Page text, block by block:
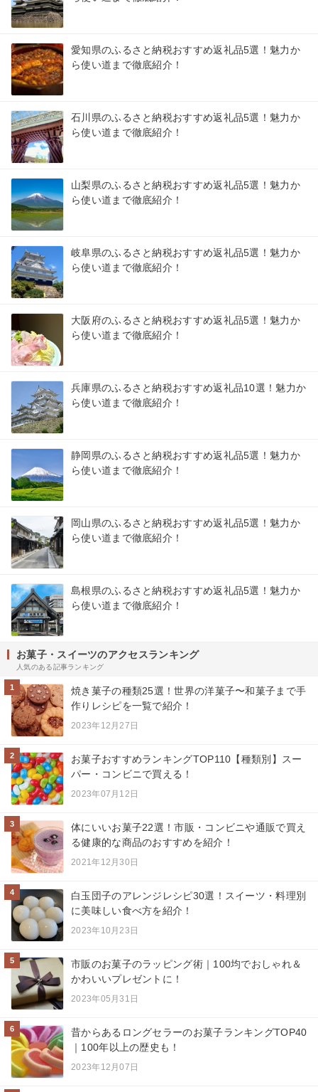
愛知県のふるさと納税おすすめ返礼品5選！魅力か
ら使い道まで徹底紹介！
石川県のふるさと納税おすすめ返礼品5選！魅力か
ら使い道まで徹底紹介！
山梨県のふるさと納税おすすめ返礼品5選！魅力か
ら使い道まで徹底紹介！
岐阜県のふるさと納税おすすめ返礼品5選！魅力か
ら使い道まで徹底紹介！
大阪府のふるさと納税おすすめ返礼品5選！魅力か
ら使い道まで徹底紹介！
兵庫県のふるさと納税おすすめ返礼品10選！魅力か
ら使い道まで徹底紹介！
静岡県のふるさと納税おすすめ返礼品5選！魅力か
ら使い道まで徹底紹介！
岡山県のふるさと納税おすすめ返礼品5選！魅力か
ら使い道まで徹底紹介！
島根県のふるさと納税おすすめ返礼品5選！魅力か
ら使い道まで徹底紹介！
お菓子・スイーツのアクセスランキング
人気のある記事ランキング
1
焼き菓子の種類25選！世界の洋菓子〜和菓子まで手
作りレシピを一覧で紹介！
2023年12月27日
2
お菓子おすすめランキングTOP110【種類別】スー
パー・コンビニで買える！
2023年07月12日
3
体にいいお菓子22選！市販・コンビニや通販で買え
る健康的な商品のおすすめを紹介！
2021年12月30日
4
白玉団子のアレンジレシピ30選！スイーツ・料理別
に美味しい食べ方を紹介！
2023年10月23日
5
市販のお菓子のラッピング術｜100均でおしゃれ＆
かわいいプレゼントに！
2023年05月31日
6
昔からあるロングセラーのお菓子ランキングTOP40
｜100年以上の歴史も！
2023年12月07日